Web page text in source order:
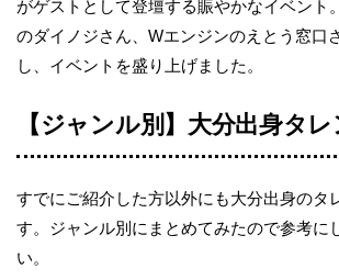
がゲストとして登壇する賑やかなイベント
のダイノジさん、Wエンジンのえとう窓口
し、イベントを盛り上げました。
【ジャンル別】大分出身タ
すでにご紹介した方以外にも大分出身のタ
す。ジャンル別にまとめてみたので参考に
い。